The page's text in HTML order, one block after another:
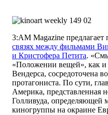
3:AM Magazine предлагает
связях между фильмами
и Кристофера Петита.
«Положении вещей», как
Вендерса, сосредоточена
протагониста. По сути,
Америка, представленная
Голливуда, определяющей
киногруппы на окраине